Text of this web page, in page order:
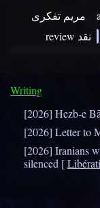
مریم تفکری
review نقد
Writing
[2026] Hezb-e
[2026] Letter to
[2026] Iranians
silenced [